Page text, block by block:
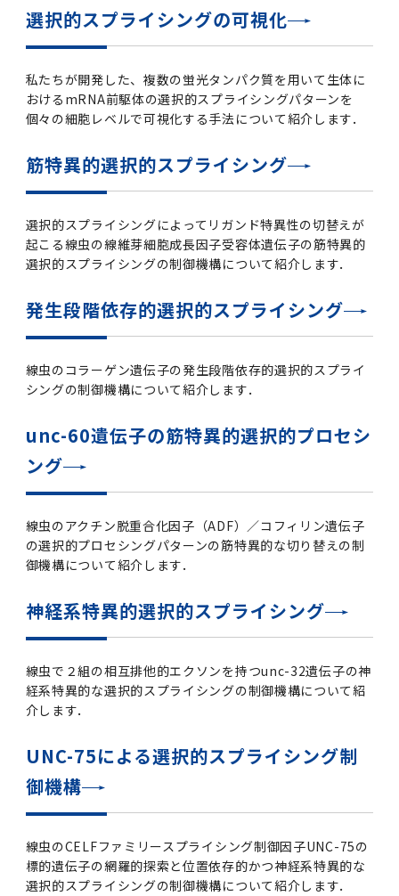
女性活躍推進法による一般事業主行動計画
次世代育成支援対策推進法による一般事業主行
動計画
目標とする教員の適正な年齢構成
キャンパスマスタープラン2016
国立大学法人ガバナンス・コード報告書
企業活動と医療機関等の透明性ガイドライン
令和6年度（2024年度）東京医科歯科大学
「TMDU-SPRING」対象学生の募集について
（※春入学対象）について
Programs (II) for the 2023 Academic Year
by Eligible Students (*Autumn admission)
令和５年度（２０２３年度）東京医科歯科大学
「卓越大学院生制度（Ⅱ）」対象学生（秋入学
バリアフリーマップ
困りごと対策貸出グッズ
令和５年度（２０２３年度）東京医科歯科大学
「研究者早期育成コース及び研究者養成コー
ス」採用決定通知書授与式を行いました。
令和４年度（２０２２年度）東京医科歯科大学
「研究者早期育成コース及び研究者養成コー
令和３年度（２０２１年度）東京医科歯科大学
「卓越大学院生制度（Ⅰ）」採用決定通知書授
与式を行いました。
OB・OG情報について
内定取り消しについて
その他 就職関連情報（推薦書等）
2020年 （PDF：67.8MB）
2019年 （PDF：71.7MB）
2017年 （PDF：75.1MB）
2016年 （PDF：73.0MB）
2014年 （PDF：21.4MB）
2013年 （PDF：6.4MB）
2023年度
2024年度
2021年度
2020年度
2018年度
2017年度
2016年度
2015年度
2014年度
2013年度
2011年度
2021年（PDF：4.5 MB）
2020年 （PDF：4.6MB）
2019年 （PDF：5.2MB）
2018年 （PDF：18.7MB）
2017年 （PDF：7.2MB）
2015年 （PDF：2.3MB）
大学統合時の教育・学生生活について（在学生
向け）
Regarding education and student life after
the integration (For current students)
教学IR関連公開情報
教学IR関連公開情報トップ
卒業生進路アンケート
卒後3年大学評価アンケート
卒業時大学評価アンケート
科目評価（旧 科目別アンケート）
教学IR 業績・活動
イノベーション創出の基盤構築プロジェクト
オープンイノベーションセンター
ヘルスサイエンスR&Dセンター
研究基盤クラスター（統合研究機構）トップ
リサーチコアセンター
実験動物センター
生命倫理研究センター
疾患バイオリソースセンター
先端医歯工学創成クラスター（統合研究機構）
先端医歯工学創成クラスター（統合研究機構）
トップ
再生医療研究センター
再生医療研究センター（微生物安全性グルー
プ）
核酸・ペプチド創薬治療研究センター
統合研究機構から他部局へ異動したセンター
統合研究機構から他部局へ異動したセンタート
ップ
低侵襲医療センター（旧：低侵襲医歯学研究セ
ンター）
統合情報機構（図書館部門・ITセキュリティ部
門）トップ
ITヘルプデスク（学内専用サイト）
図書館部門
図書館部門トップ
図書館講習会
アクティブラーニング教室・情報検索室
イマキク
情報システムポータル
お茶の水医学雑誌
デジタル変革推進事務室
学生支援・保健管理機構
学生支援・保健管理機構トップ
保健管理センター
湯島学生支援センター
湯島学生支援センタートップ
学生相談支援室
ダイバーシティ・インクルージョン室
環境安全管理室
環境安全管理室トップ
環境報告書
広報部
選択的スプライシングの可視化
私たちが開発した、複数の蛍光タンパク質を用いて生体に
おけるmRNA前駆体の選択的スプライシングパターンを
個々の細胞レベルで可視化する手法について紹介します．
筋特異的選択的スプライシング
選択的スプライシングによってリガンド特異性の切替えが
起こる線虫の線維芽細胞成長因子受容体遺伝子の筋特異的
選択的スプライシングの制御機構について紹介します．
発生段階依存的選択的スプライシング
線虫のコラーゲン遺伝子の発生段階依存的選択的スプライ
シングの制御機構について紹介します．
unc-60遺伝子の筋特異的選択的プロセシ
ング
線虫のアクチン脱重合化因子（ADF）／コフィリン遺伝子
の選択的プロセシングパターンの筋特異的な切り替えの制
御機構について紹介します．
神経系特異的選択的スプライシング
線虫で２組の相互排他的エクソンを持つunc-32遺伝子の神
経系特異的な選択的スプライシングの制御機構について紹
介します．
UNC-75による選択的スプライシング制
御機構
線虫のCELFファミリースプライシング制御因子UNC-75の
標的遺伝子の網羅的探索と位置依存的かつ神経系特異的な
選択的スプライシングの制御機構について紹介します．